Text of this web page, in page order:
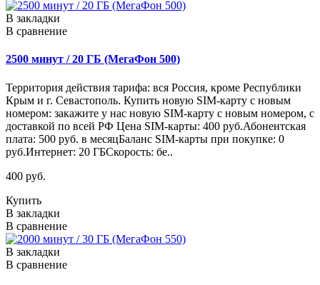
В закладки
В сравнение
2500 минут / 20 ГБ (МегаФон 500)
Территория действия тарифа: вся Россия, кроме Республики
Крым и г. Севастополь. Купить новую SIM-карту с новым
номером: закажите у нас новую SIM-карту с новым номером, с
доставкой по всей РФ Цена SIM-карты: 400 руб.Абонентская
плата: 500 руб. в месяцБаланс SIM-карты при покупке: 0
руб.Интернет: 20 ГБСкорость: бе..
400 руб.
Купить
В закладки
В сравнение
В закладки
В сравнение